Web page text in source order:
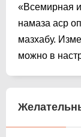
«Всемирная
намаза аср
мазхабу.
можно в